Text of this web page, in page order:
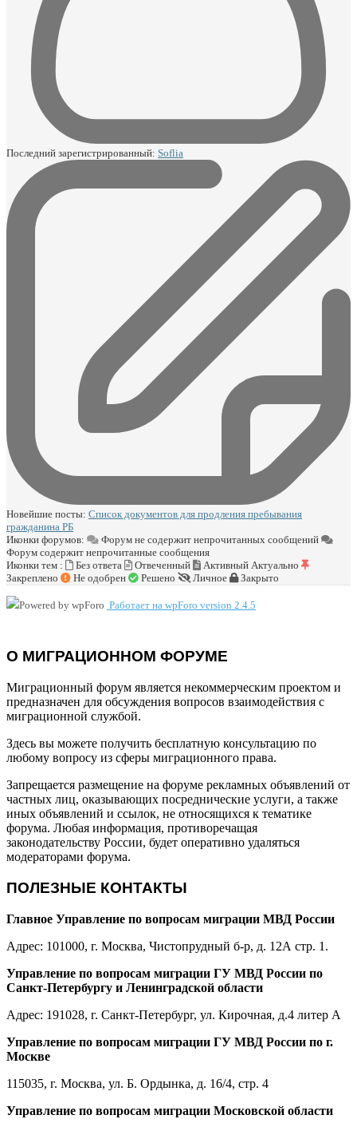
Последний зарегистрированный: Soflia
Новейшие посты: Список документов для продления пребывания
гражданина РБ
Иконки форумов:
Форум не содержит непрочитанных сообщений
Форум содержит непрочитанные сообщения
Иконки тем :
Без ответа Отвеченный Активный Актуально
Закреплено
Не одобрен Решено Личное Закрыто
Работает на wpForo version 2.4.5
О МИГРАЦИОННОМ ФОРУМЕ
Миграционный форум является некоммерческим проектом и
предназначен для обсуждения вопросов взаимодействия с
миграционной службой.
Здесь вы можете получить бесплатную консультацию по
любому вопросу из сферы миграционного права.
Запрещается размещение на форуме рекламных объявлений от
частных лиц, оказывающих посреднические услуги, а также
иных объявлений и ссылок, не относящихся к тематике
форума. Любая информация, противоречащая
законодательству России, будет оперативно удаляться
модераторами форума.
ПОЛЕЗНЫЕ КОНТАКТЫ
Главное Управление по вопросам миграции МВД России
Адрес: 101000, г. Москва, Чистопрудный б-р, д. 12А стр. 1.
Управление по вопросам миграции ГУ МВД России по
Санкт-Петербургу и Ленинградской области
Адрес: 191028, г. Санкт-Петербург, ул. Кирочная, д.4 литер А
Управление по вопросам миграции ГУ МВД России по г.
Москве
115035, г. Москва, ул. Б. Ордынка, д. 16/4, стр. 4
Управление по вопросам миграции Московской области